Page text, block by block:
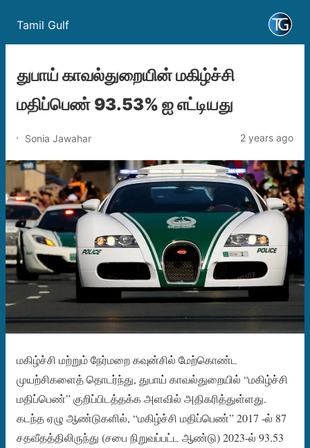
Tamil Gulf
துபாய் காவல்துறையின் மகிழ்ச்சி
மதிப்பெண் 93.53% ஐ எட்டியது
Sonia Jawahar 2 years ago
மகிழ்ச்சி மற்றும் நேர்மறை கவுன்சில் மேற்கொண்ட
முயற்சிகளைத் தொடர்ந்து, துபாய் காவல்துறையில் “மகிழ்ச்சி
மதிப்பெண்” குறிப்பிடத்தக்க அளவில் அதிகரித்துள்ளது.
கடந்த ஏழு ஆண்டுகளில், “மகிழ்ச்சி மதிப்பெண்” 2017 -ல் 87
சதவீதத்திலிருந்து (சபை நிறுவப்பட்ட ஆண்டு) 2023-ல் 93.53